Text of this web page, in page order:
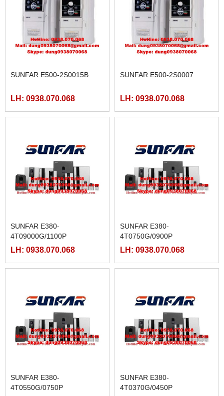
SUNFAR E500-2S0015B
LH: 0938.070.068
SUNFAR E500-2S0007
LH: 0938.070.068
SUNFAR E380-
4T09000G/1100P
LH: 0938.070.068
SUNFAR E380-
4T0750G/0900P
LH: 0938.070.068
SUNFAR E380-
4T0550G/0750P
SUNFAR E380-
4T0370G/0450P